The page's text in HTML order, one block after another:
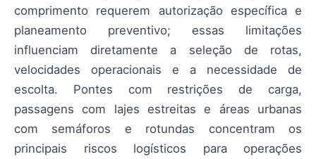
comprimento requerem autorização específica e
planeamento preventivo; essas limitações
influenciam diretamente a seleção de rotas,
velocidades operacionais e a necessidade de
escolta. Pontes com restrições de carga,
passagens com lajes estreitas e áreas urbanas
com semáforos e rotundas concentram os
principais riscos logísticos para operações